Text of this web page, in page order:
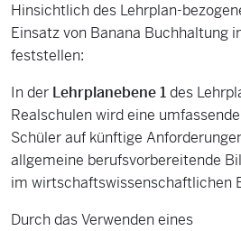
Hinsichtlich des Lehrplan-
Einsatz von Banana Buchhaltung
feststellen:
In der Lehrplanebene 1des
Realschulen wird eine
Schüler auf künftige
allgemeine berufsvorbereitende
im wirtschaftswissenschaftlichen
Durch das Verwenden eines